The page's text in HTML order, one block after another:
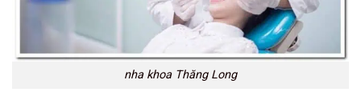
nha khoa Thăng Long